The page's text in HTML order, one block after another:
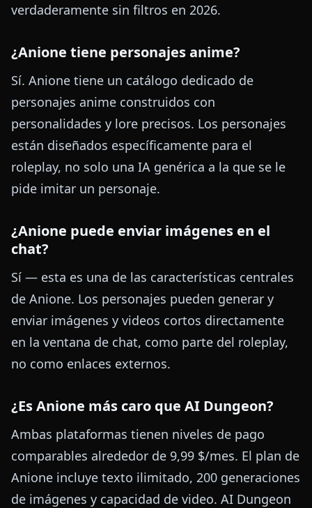
verdaderamente sin filtros en 2026.
¿Anione tiene personajes anime?
Sí. Anione tiene un catálogo dedicado de
personajes anime construidos con
personalidades y lore precisos. Los personajes
están diseñados específicamente para el
roleplay, no solo una IA genérica a la que se le
pide imitar un personaje.
¿Anione puede enviar imágenes en el
chat?
Sí — esta es una de las características centrales
de Anione. Los personajes pueden generar y
enviar imágenes y videos cortos directamente
en la ventana de chat, como parte del roleplay,
no como enlaces externos.
¿Es Anione más caro que AI Dungeon?
Ambas plataformas tienen niveles de pago
comparables alrededor de 9,99 $/mes. El plan de
Anione incluye texto ilimitado, 200 generaciones
de imágenes y capacidad de video. AI Dungeon